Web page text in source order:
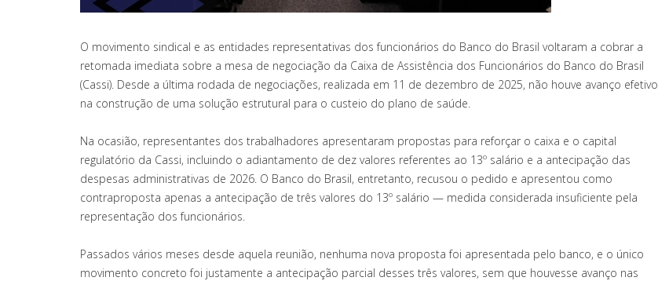
O movimento sindical e as entidades representativas dos funcionários do Banco do Brasil voltaram a cobrar a
retomada imediata sobre a mesa de negociação da Caixa de Assistência dos Funcionários do Banco do Brasil
(Cassi). Desde a última rodada de negociações, realizada em 11 de dezembro de 2025, não houve avanço efetivo
na construção de uma solução estrutural para o custeio do plano de saúde.
Na ocasião, representantes dos trabalhadores apresentaram propostas para reforçar o caixa e o capital
regulatório da Cassi, incluindo o adiantamento de dez valores referentes ao 13º salário e a antecipação das
despesas administrativas de 2026. O Banco do Brasil, entretanto, recusou o pedido e apresentou como
contraproposta apenas a antecipação de três valores do 13º salário — medida considerada insuficiente pela
representação dos funcionários.
Passados vários meses desde aquela reunião, nenhuma nova proposta foi apresentada pelo banco, e o único
movimento concreto foi justamente a antecipação parcial desses três valores, sem que houvesse avanço nas